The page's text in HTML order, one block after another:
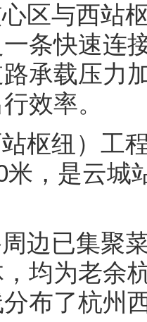
区与西站
条快速连
承载压力
效率。
枢纽）工
，是云城
边已集聚
均为老余
布了杭州